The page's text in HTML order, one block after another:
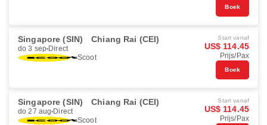
Boek
Singapore (SIN) Chiang Rai (CEI)
do 3 sep Direct
Scoot
Start vanaf
US$ 114.45
Prijs/Pax
Boek
Singapore (SIN) Chiang Rai (CEI)
do 27 aug Direct
Scoot
Start vanaf
US$ 114.45
Prijs/Pax